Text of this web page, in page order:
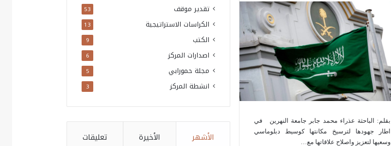
بقلم: الباحثة عذراء محمد جابر جامعة النهرين في
اطار جهودها لترسيخ مكانتها كوسيط دبلوماسي
وسعيها لتعزيز واصلاح علاقاتها مع…
تقدير موقف 53
الكراسات الاستراتيجية 13
الكتب 9
اصدارات المركز 6
مجلة حمورابي 5
انشطة المركز 3
الأشهر الأخيرة تعليقات